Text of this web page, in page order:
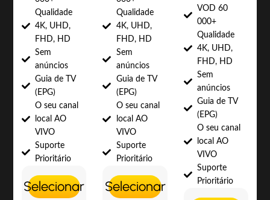
Qualidade
4K, UHD,
FHD, HD
Sem
anúncios
Guia de TV
(EPG)
O seu canal
local AO
VIVO
Suporte
Prioritário
Selecionar
Qualidade
4K, UHD,
FHD, HD
Sem
anúncios
Guia de TV
(EPG)
O seu canal
local AO
VIVO
Suporte
Prioritário
Selecionar
VOD 60
000+
Qualidade
4K, UHD,
FHD, HD
Sem
anúncios
Guia de TV
(EPG)
O seu canal
local AO
VIVO
Suporte
Prioritário